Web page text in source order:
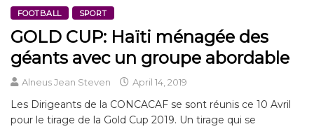
FOOTBALL SPORT
GOLD CUP: Haïti ménagée des
géants avec un groupe abordable
Alneus Jean Steven April 14, 2019
Les Dirigeants de la CONCACAF se sont réunis ce 10 Avril
pour le tirage de la Gold Cup 2019. Un tirage qui se